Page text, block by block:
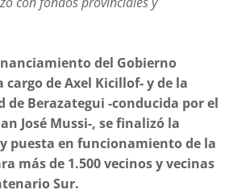
del Gobierno
cargo de Axel Kicillof- y de la
de Berazategui -conducida por el
José Mussi-, se finalizó la
puesta en funcionamiento de la
más de 1.500 vecinos y vecinas
Sur.